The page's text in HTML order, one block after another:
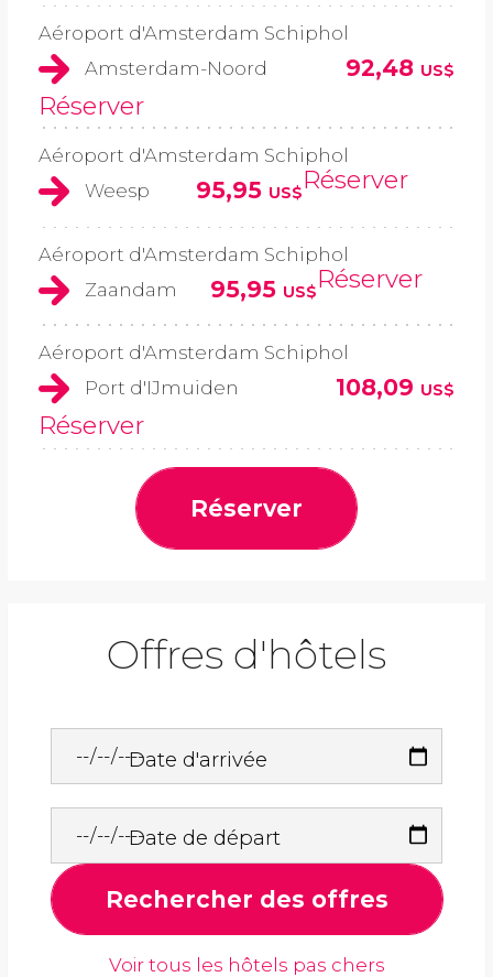
Aéroport d'Amsterdam Schiphol
Amsterdam-Noord
92,48 US$
Réserver
Aéroport d'Amsterdam Schiphol
Weesp
95,95 US$Réserver
Aéroport d'Amsterdam Schiphol
Zaandam
95,95 US$Réserver
Aéroport d'Amsterdam Schiphol
Port d'IJmuiden
108,09 US$
Réserver
Réserver
Offres d'hôtels
Date d'arrivée
Date de départ
Rechercher des offres
Voir tous les hôtels pas chers